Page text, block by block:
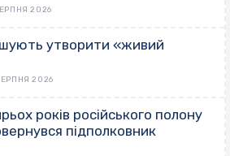
2026
утворити «живий
2026
років російського полону
підполковник